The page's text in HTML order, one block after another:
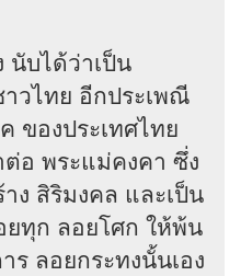
บได้ว่าเป็น
วไทย อีกประเพณี
ของประเทศไทย
อ พระแม่คงคา ซึ่ง
ง สิริมงคล และเป็น
ยทุก ลอยโศก ให้พ้น
ลอยกระทงนั้นเอง